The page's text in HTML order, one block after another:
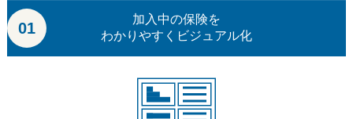
01
加入中の保険を
わかりやすくビジュアル化